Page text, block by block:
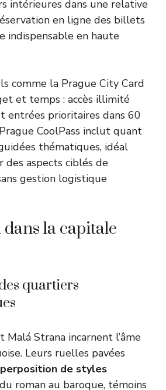
intérieures dans une relative
en ligne des billets
indispensable en haute
comme la Prague City Card
et temps : accès illimité
entrées prioritaires dans 60
CoolPass inclut quant
thématiques, idéal
des aspects ciblés de
gestion logistique
la capitale
quartiers
Strana incarnent l’âme
Leurs ruelles pavées
de styles
roman au baroque, témoins